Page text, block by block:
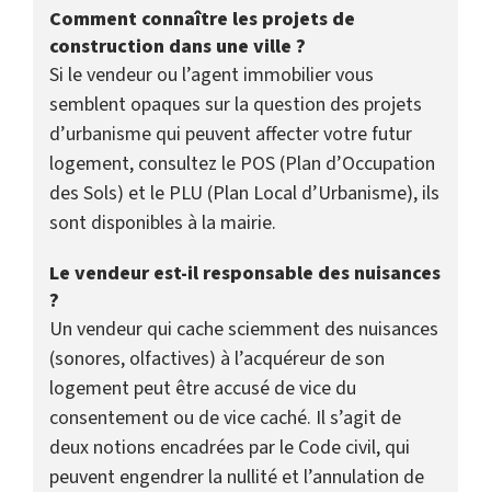
Comment connaître les projets de
construction dans une ville ?
Si le vendeur ou l’agent immobilier vous
semblent opaques sur la question des projets
d’urbanisme qui peuvent affecter votre futur
logement, consultez le POS (Plan d’Occupation
des Sols) et le PLU (Plan Local d’Urbanisme), ils
sont disponibles à la mairie.
Le vendeur est-il responsable des nuisances
?
Un vendeur qui cache sciemment des nuisances
(sonores, olfactives) à l’acquéreur de son
logement peut être accusé de vice du
consentement ou de vice caché. Il s’agit de
deux notions encadrées par le Code civil, qui
peuvent engendrer la nullité et l’annulation de